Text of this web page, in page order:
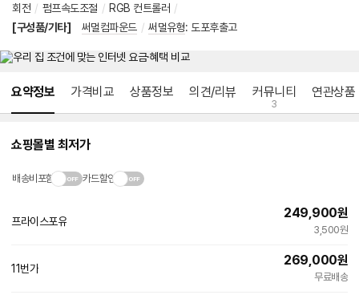
회전 / 펌프속도조절 / RGB 컨트롤러 /
[구성품/기타]
써멀컴파운드 / 써멀유형: 도포후출고
요약정보 가격비교 상품정보 의견/리뷰 커뮤니티
3
연관상품
쇼핑몰별 최저가
배송비포함 카드할인
프라이스포유
249,900원
3,500원
11번가
269,000원
무료배송